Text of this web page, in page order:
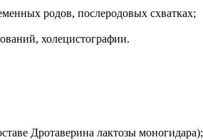
родов, послеродовых схватках;
холецистографии.
Дротаверина лактозы моногидара);